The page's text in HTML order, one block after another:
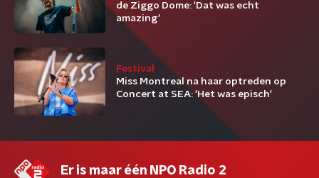
de Ziggo Dome: 'Dat was echt
amazing'
Festival
Miss Montreal na haar optreden op
Concert at SEA: 'Het was episch'
Er is maar één NPO Radio 2